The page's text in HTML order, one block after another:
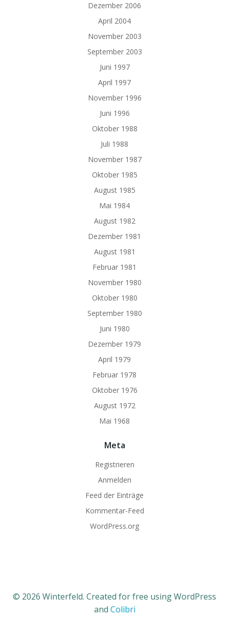
Dezember 2006
April 2004
November 2003
September 2003
Juni 1997
April 1997
November 1996
Juni 1996
Oktober 1988
Juli 1988
November 1987
Oktober 1985
August 1985
Mai 1984
August 1982
Dezember 1981
August 1981
Februar 1981
November 1980
Oktober 1980
September 1980
Juni 1980
Dezember 1979
April 1979
Februar 1978
Oktober 1976
August 1972
Mai 1968
Meta
Registrieren
Anmelden
Feed der Einträge
Kommentar-Feed
WordPress.org
© 2026 Winterfeld. Created for free using WordPress
and Colibri